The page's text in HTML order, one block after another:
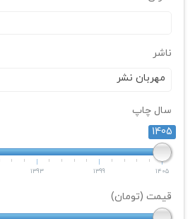
ناشر
مهربان نشر
سال چاپ
1405
1393 1399 1405
قیمت (تومان)